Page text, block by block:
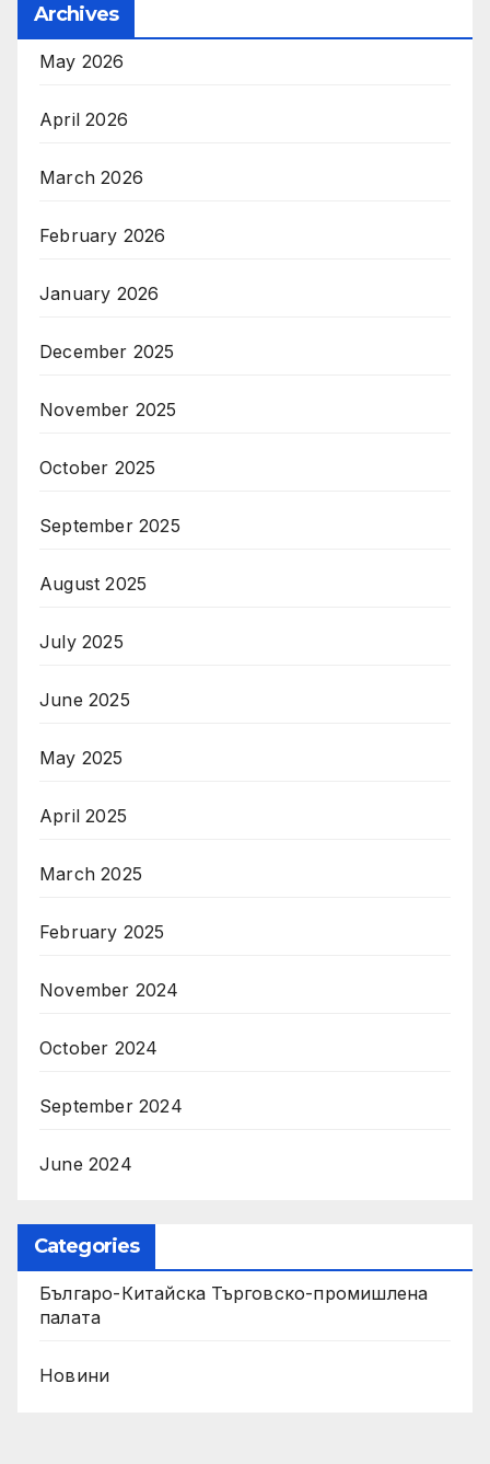
Archives
May 2026
April 2026
March 2026
February 2026
January 2026
December 2025
November 2025
October 2025
September 2025
August 2025
July 2025
June 2025
May 2025
April 2025
March 2025
February 2025
November 2024
October 2024
September 2024
June 2024
Categories
Българо-Китайска Търговско-промишлена
палaта
Новини